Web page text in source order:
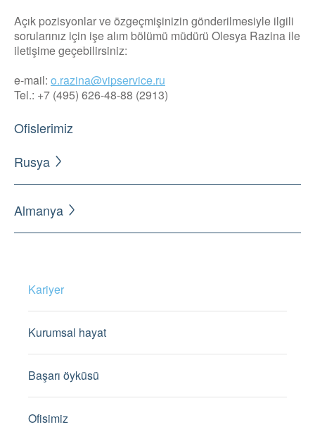
Açık pozisyonlar ve özgeçmişinizin gönderilmesiyle ilgili
sorularınız için işe alım bölümü müdürü Olesya Razina ile
iletişime geçebilirsiniz:
e-mail: o.razina@vipservice.ru
Tel.: +7 (495) 626-48-88 (2913)
Ofislerimiz
Rusya
Almanya
Kariyer
Kurumsal hayat
Başarı öyküsü
Ofisimiz